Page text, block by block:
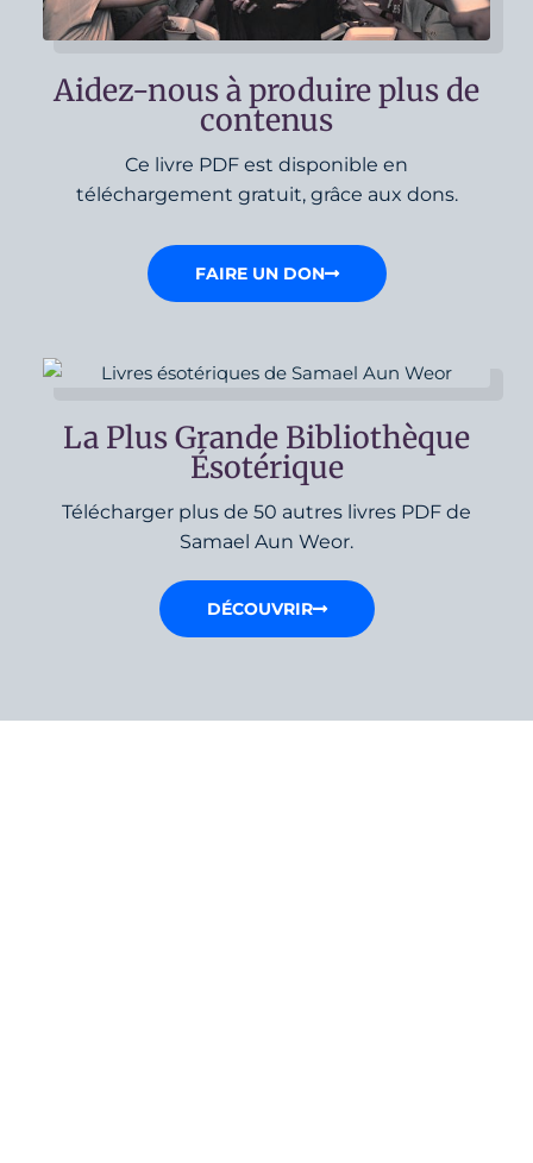
Aidez-nous à produire plus de
contenus
Ce livre PDF est disponible en
téléchargement gratuit, grâce aux dons.
FAIRE UN DON
La Plus Grande Bibliothèque
Ésotérique
Télécharger plus de 50 autres livres PDF de
Samael Aun Weor.
DÉCOUVRIR